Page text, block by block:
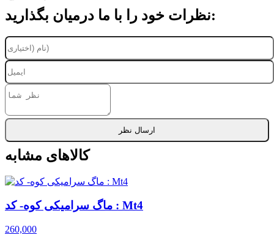
نظرات خود را با ما درمیان بگذارید:
ارسال نظر
کالاهای مشابه
ماگ سرامیکی کوه- کد : Mt4
260,000